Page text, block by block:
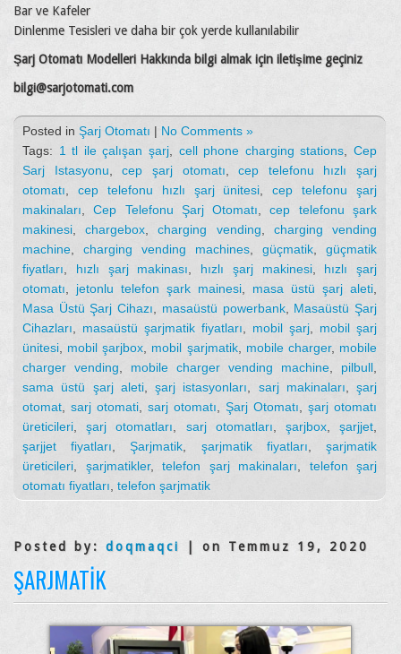
Bar ve Kafeler
Dinlenme Tesisleri ve daha bir çok yerde kullanılabilir
Şarj Otomatı Modelleri Hakkında bilgi almak için iletişime geçiniz
bilgi@sarjotomati.com
Posted in Şarj Otomatı | No Comments »
Tags: 1 tl ile çalışan şarj, cell phone charging stations,Cep
Sarj Istasyonu,cep şarj otomatı,cep telefonu hızlı şarj
otomatı, cep telefonu hızlı şarj ünitesi,cep telefonu şarj
makinaları,Cep Telefonu Şarj Otomatı,cep telefonu şark
makinesi,chargebox,charging vending, charging vending
machine, charging vending machines, güçmatik, güçmatik
fiyatları, hızlı şarj makinası, hızlı şarj makinesi, hızlı şarj
otomatı, jetonlu telefon şark mainesi, masa üstü şarj aleti,
Masa Üstü Şarj Cihazı, masaüstü powerbank, Masaüstü Şarj
Cihazları, masaüstü şarjmatik fiyatları, mobil şarj, mobil şarj
ünitesi, mobil şarjbox, mobil şarjmatik, mobile charger, mobile
charger vending, mobile charger vending machine, pilbull,
sama üstü şarj aleti, şarj istasyonları, sarj makinaları, şarj
otomat, sarj otomati, sarj otomatı, Şarj Otomatı, şarj otomatı
üreticileri,şarj otomatları, sarj otomatları, şarjbox,şarjjet,
şarjjet fiyatları,Şarjmatik, şarjmatik fiyatları,şarjmatik
üreticileri, şarjmatikler, telefon şarj makinaları, telefon şarj
otomatı fiyatları, telefon şarjmatik
Posted by: doqmaqci | on Temmuz 19, 2020
ŞARJMATIK